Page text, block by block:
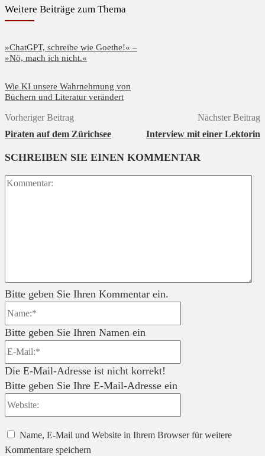
Weitere Beiträge zum Thema
»ChatGPT, schreibe wie Goethe!« –
»Nö, mach ich nicht.«
Wie KI unsere Wahrnehmung von
Büchern und Literatur verändert
Vorheriger Beitrag
Piraten auf dem Zürichsee
Nächster Beitrag
Interview mit einer Lektorin
SCHREIBEN SIE EINEN KOMMENTAR
Bitte geben Sie Ihren Kommentar ein.
Bitte geben Sie Ihren Namen ein
Mail:*
Die E-Mail-Adresse ist nicht korrekt!
Bitte geben Sie Ihre E-Mail-Adresse ein
Name, E-Mail und Website in Ihrem Browser für weitere
Kommentare speichern